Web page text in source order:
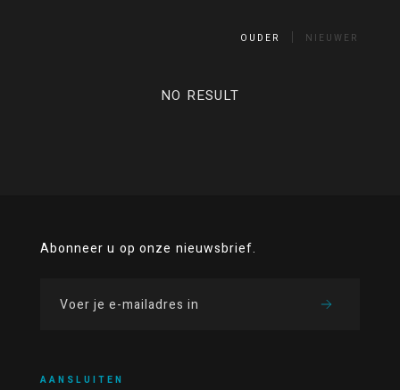
OUDER NIEUWER
NO RESULT
Abonneer u op onze nieuwsbrief.
AANSLUITEN